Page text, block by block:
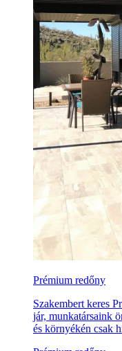
Prémium redőny
Szakembert keres
jár, munkatársaink
és környékén csak